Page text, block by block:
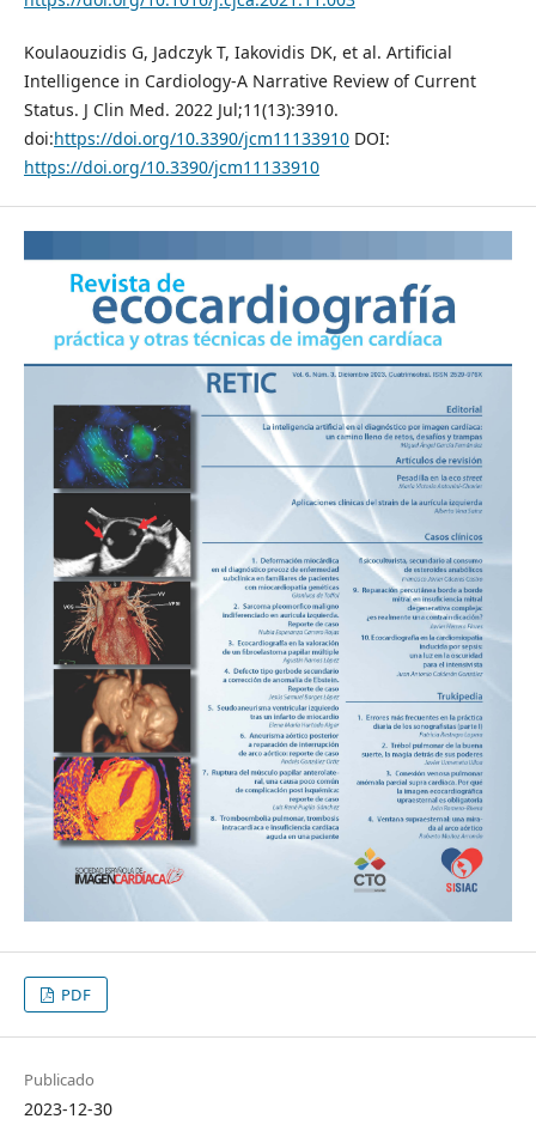
Koulaouzidis G, Jadczyk T, Iakovidis DK, et al. Artificial
Intelligence in Cardiology-A Narrative Review of Current
Status. J Clin Med. 2022 Jul;11(13):3910.
doi:https://doi.org/10.3390/jcm11133910DOI:
https://doi.org/10.3390/jcm11133910
PDF
Publicado
2023-12-30